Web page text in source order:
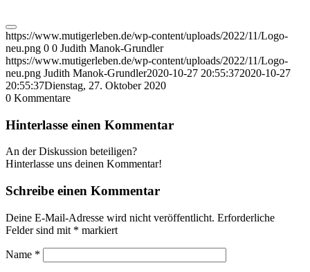
https://www.mutigerleben.de/wp-content/uploads/2022/11/Logo-
neu.png 0 0 Judith Manok-Grundler
https://www.mutigerleben.de/wp-content/uploads/2022/11/Logo-
neu.png Judith Manok-Grundler2020-10-27 20:55:372020-10-27
20:55:37Dienstag, 27. Oktober 2020
0 Kommentare
Hinterlasse einen Kommentar
An der Diskussion beteiligen?
Hinterlasse uns deinen Kommentar!
Schreibe einen Kommentar
Deine E-Mail-Adresse wird nicht veröffentlicht. Erforderliche
Felder sind mit * markiert
Name *